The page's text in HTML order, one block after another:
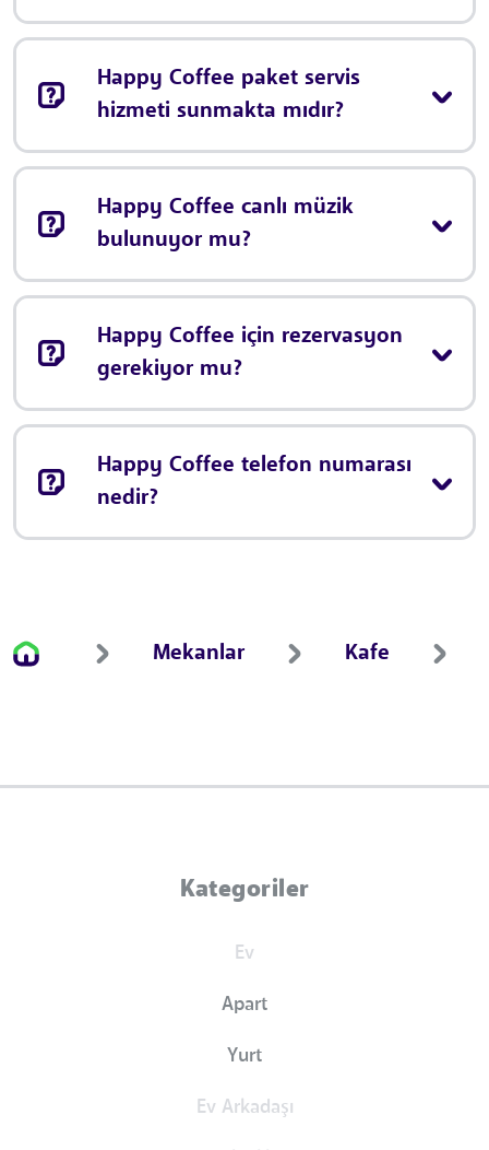
Happy Coffee paket servis
hizmeti sunmakta mıdır?
Happy Coffee canlı müzik
bulunuyor mu?
Happy Coffee için rezervasyon
gerekiyor mu?
Happy Coffee telefon numarası
nedir?
Mekanlar Kafe
Kategoriler
Ev
Apart
Yurt
Ev Arkadaşı